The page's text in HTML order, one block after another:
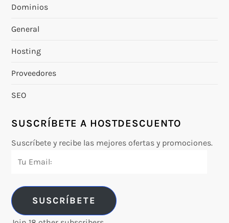
Dominios
General
Hosting
Proveedores
SEO
SUSCRÍBETE A HOSTDESCUENTO
Suscríbete y recibe las mejores ofertas y promociones.
SUSCRÍBETE